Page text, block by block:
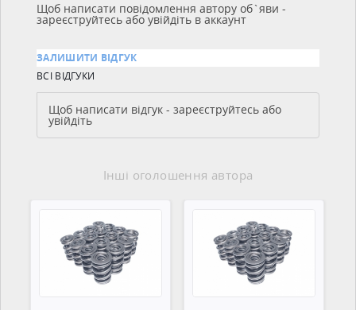
Щоб написати повідомлення автору об`яви -
зареєструйтесь або увійдіть в аккаунт
ЗАЛИШИТИ ВІДГУК
ВСІ ВІДГУКИ
Щоб написати відгук - зареєструйтесь або
увійдіть
Інші оголошення автора